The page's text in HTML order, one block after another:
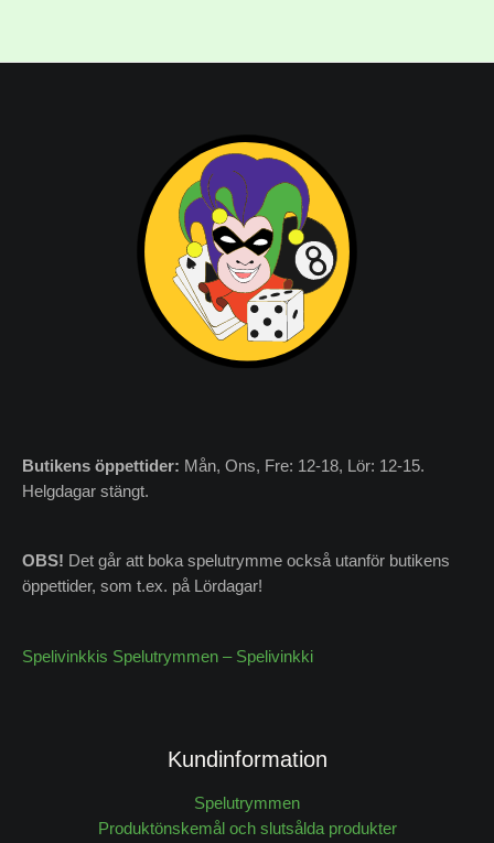
Butikens öppettider: Mån, Ons, Fre: 12-18, Lör: 12-15.
Helgdagar stängt.
OBS! Det går att boka spelutrymme också utanför butikens
öppettider, som t.ex. på Lördagar!
Spelivinkkis Spelutrymmen – Spelivinkki
Kundinformation
Spelutrymmen
Produktönskemål och slutsålda produkter